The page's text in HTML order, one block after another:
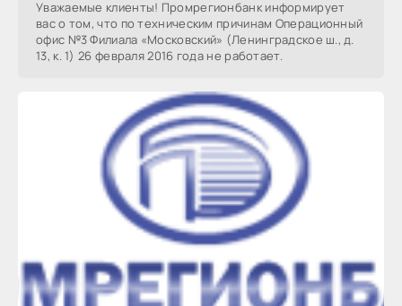
Уважаемые клиенты! Промрегионбанк информирует
вас о том, что по техническим причинам Операционный
офис №3 Филиала «Московский» (Ленинградское ш., д.
13, к. 1) 26 февраля 2016 года не работает.